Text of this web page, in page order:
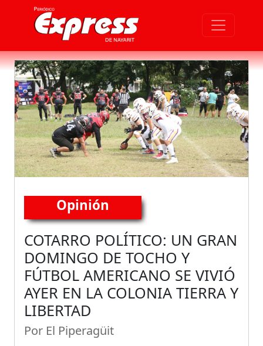
Opinión
COTARRO POLÍTICO: UN GRAN
DOMINGO DE TOCHO Y
FÚTBOL AMERICANO SE VIVIÓ
AYER EN LA COLONIA TIERRA Y
LIBERTAD
Por El Piperagüit